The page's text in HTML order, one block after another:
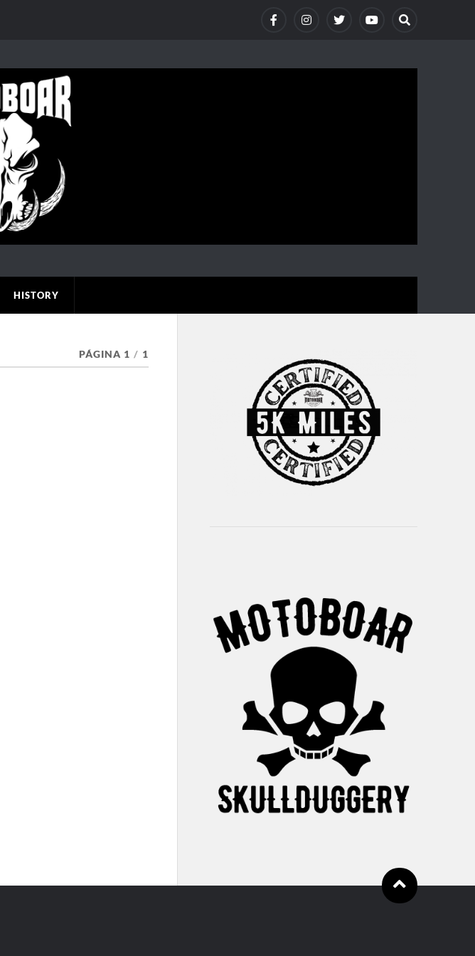
HISTORY
PÁGINA 1 / 1